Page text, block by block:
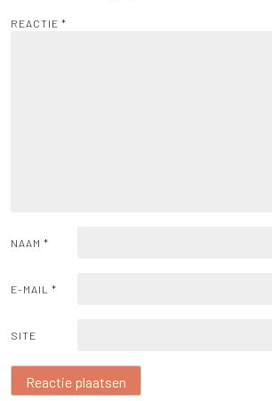
REACTIE *
NAAM *
E-MAIL *
SITE